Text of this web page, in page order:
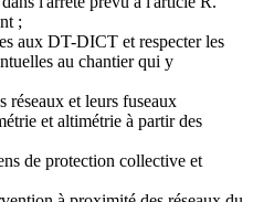
;
aux DT-DICT et respecter les
au chantier qui y
et leurs fuseaux
et altimétrie à partir des
de protection collective et